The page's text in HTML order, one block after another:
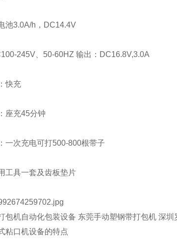
3.0A/h，DC14.4V
245V、50-60HZ 输出：DC16.8V,3.0A
快充
充45分钟
次充电可打500-800根带子
具一套及齿板垫片
机自动化包装设备 东莞手动塑钢带打包机 深圳
粘口机设备的特点